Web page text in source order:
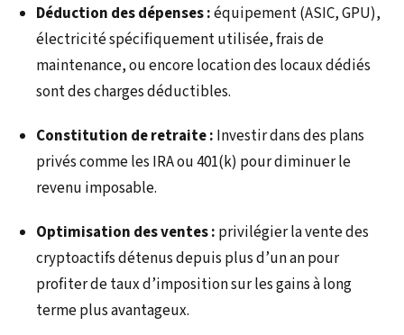
Déduction des dépenses :équipement (ASIC, GPU),
électricité spécifiquement utilisée, frais de
maintenance, ou encore location des locaux dédiés
sont des charges déductibles.
Constitution de retraite : Investir dans des plans
privés comme les IRA ou 401(k) pour diminuer le
revenu imposable.
Optimisation des ventes : privilégier la vente des
cryptoactifs détenus depuis plus d’un an pour
profiter de taux d’imposition sur les gains à long
terme plus avantageux.